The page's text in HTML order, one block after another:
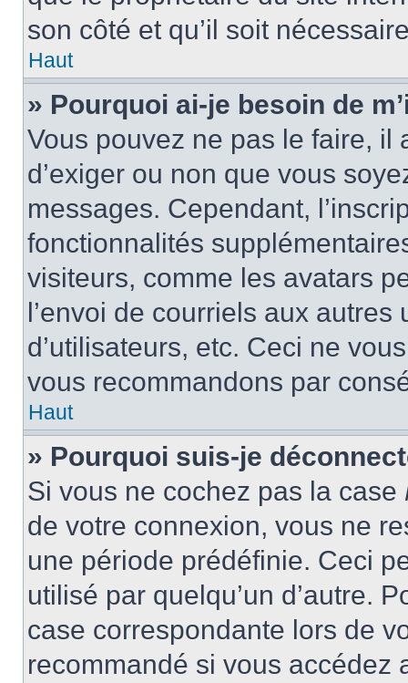
son côté et qu’il soit
Haut
» Pourquoi ai-je besoin de
Vous pouvez ne pas le faire, il
d’exiger ou non que vous
messages. Cependant,
fonctionnalités
visiteurs, comme les avatars
l’envoi de courriels aux
d’utilisateurs, etc. Ceci ne
vous recommandons par
Haut
» Pourquoi suis-je
Si vous ne cochez pas la case
de votre connexion, vous ne
une période prédéfinie. Ceci
utilisé par quelqu’un d’autre.
case correspondante lors de
recommandé si vous accédez